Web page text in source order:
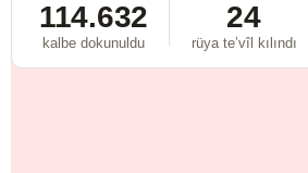
114.632
kalbe dokunuldu
24
rüya te’vîl kılındı